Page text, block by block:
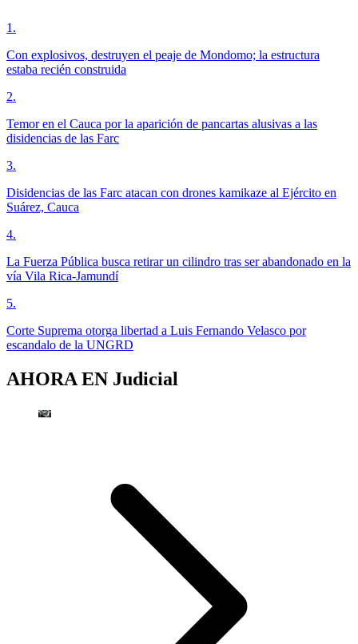
1 .
Con explosivos, destruyen el peaje de Mondomo; la estructura
estaba recién construida
2.
Temor en el Cauca por la aparición de pancartas alusivas a las
disidencias de las Farc
3.
Disidencias de las Farc atacan con drones kamikaze al Ejército en
Suárez, Cauca
4.
La Fuerza Pública busca retirar un cilindro tras ser abandonado en la
vía Vila Rica-Jamundí
5.
Corte Suprema otorga libertad a Luis Fernando Velasco por
escandalo de la UNGRD
AHORA EN Judicial